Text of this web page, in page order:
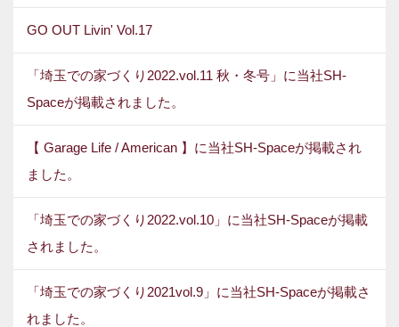
GO OUT Livin' Vol.17
「埼玉での家づくり2022.vol.11 秋・冬号」に当社SH-
Spaceが掲載されました。
【 Garage Life / American 】に当社SH-Spaceが掲載され
ました。
「埼玉での家づくり2022.vol.10」に当社SH-Spaceが掲載
されました。
「埼玉での家づくり2021vol.9」に当社SH-Spaceが掲載さ
れました。